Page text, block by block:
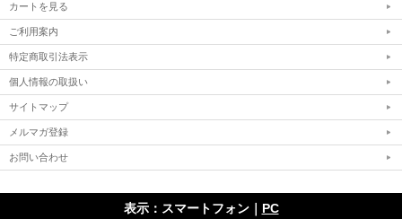
カートを見る
ご利用案内
特定商取引法表示
個人情報の取扱い
サイトマップ
メルマガ登録
お問い合わせ
表示：スマートフォン｜ PC